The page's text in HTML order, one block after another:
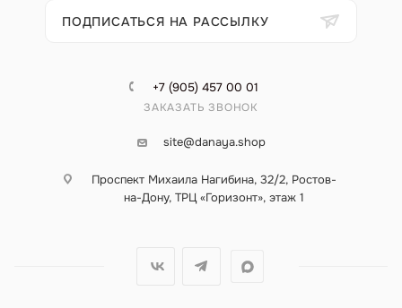
ПОДПИСАТЬСЯ НА РАССЫЛКУ
+7 (905) 457 00 01
ЗАКАЗАТЬ ЗВОНОК
site@danaya.shop
Проспект Михаила Нагибина, 32/2, Ростов-
на-Дону, ТРЦ «Горизонт», этаж 1